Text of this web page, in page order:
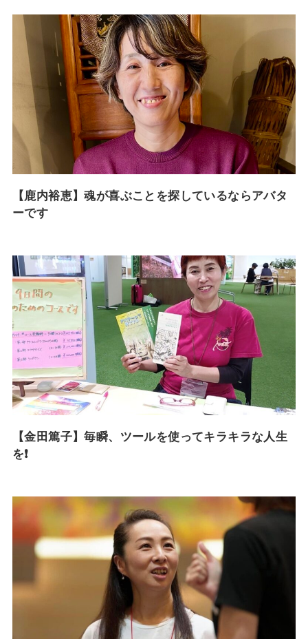
【鹿内裕恵】魂が喜ぶことを探しているならアバタ
ーです
【金田篤子】毎瞬、ツールを使ってキラキラな人生
を❗️